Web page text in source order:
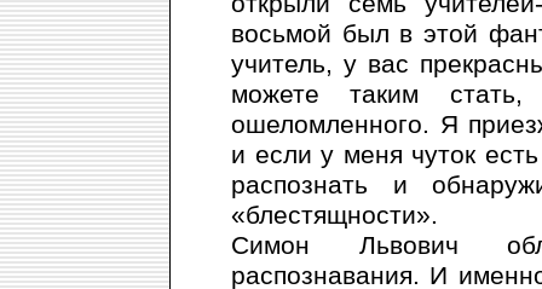
восьмой был в этой
учитель, у вас
можете таким
ошеломленного. Я
и если у меня чуток
распознать и
«блестящности».
Симон Львович
распознавания. И